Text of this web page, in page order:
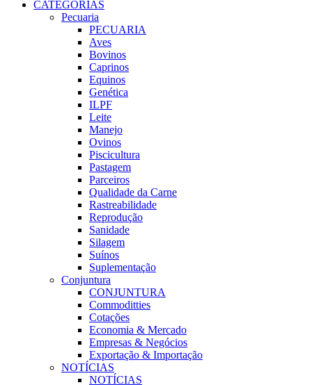
CATEGORIAS
Pecuaria
PECUARIA
Aves
Bovinos
Caprinos
Equinos
Genética
ILPF
Leite
Manejo
Ovinos
Piscicultura
Pastagem
Parceiros
Qualidade da Carne
Rastreabilidade
Reprodução
Sanidade
Silagem
Suínos
Suplementação
Conjuntura
CONJUNTURA
Commoditties
Cotações
Economia & Mercado
Empresas & Negócios
Exportação & Importação
NOTÍCIAS
NOTÍCIAS